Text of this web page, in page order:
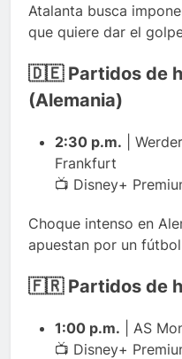
Atalanta busca
que quiere dar el
🇩🇪 Partidos de
(Alemania)
2:30 p.m. |
Frankfurt
📺 Disney+
Choque intenso en
apuestan por un
🇫🇷 Partidos de
1:00 p.m. | AS
📺 Disney+